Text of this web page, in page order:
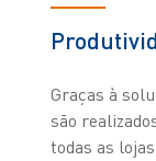
Graças à
são
todas as